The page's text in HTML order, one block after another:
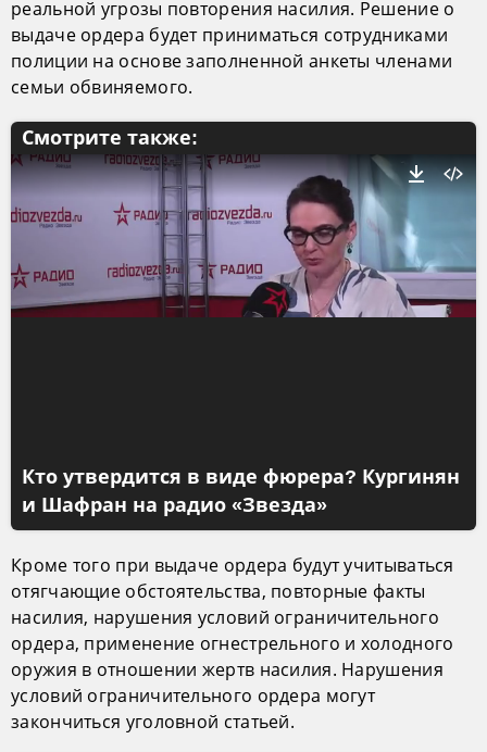
реальной угрозы повторения насилия. Решение о
выдаче ордера будет приниматься сотрудниками
полиции на основе заполненной анкеты членами
семьи обвиняемого.
Смотрите также:
Кто утвердится в виде фюрера? Кургинян
и Шафран на радио «Звезда»
Кроме того при выдаче ордера будут учитываться
отягчающие обстоятельства, повторные факты
насилия, нарушения условий ограничительного
ордера, применение огнестрельного и холодного
оружия в отношении жертв насилия. Нарушения
условий ограничительного ордера могут
закончиться уголовной статьей.